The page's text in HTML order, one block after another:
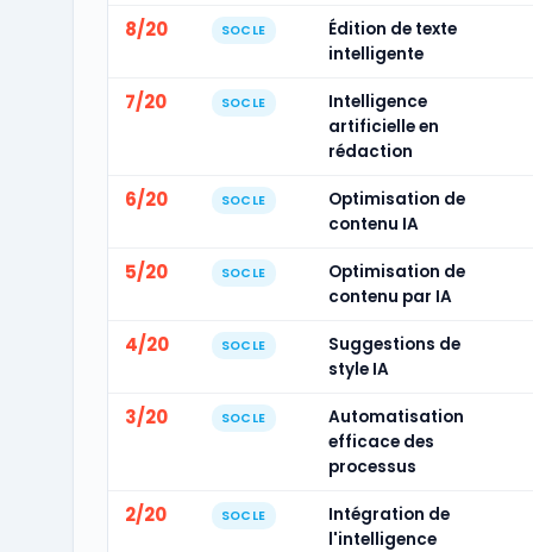
8/20 SOCLE
Édition de texte
intelligente
7/20 SOCLE
Intelligence
artificielle en
rédaction
6/20 SOCLE
Optimisation de
contenu IA
5/20 SOCLE
Optimisation de
contenu par IA
4/20 SOCLE
Suggestions de
style IA
3/20 SOCLE
Automatisation
efficace des
processus
2/20 SOCLE
Intégration de
l'intelligence